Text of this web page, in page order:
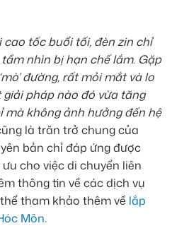
cao tốc buổi tối, đèn zin chỉ
nhìn bị hạn chế lắm. Gặp
đường, rất mỏi mắt và lo
pháp nào đó vừa tăng
mà không ảnh hưởng đến hệ
là trăn trở chung của
bản chỉ đáp ứng được
cho việc di chuyển liên
thông tin về các dịch vụ
tham khảo thêm về lắp
Môn.